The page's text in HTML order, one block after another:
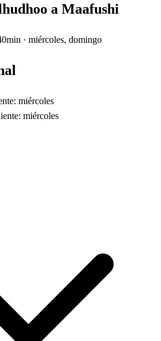
a Maafushi
· miércoles, domingo
miércoles
miércoles